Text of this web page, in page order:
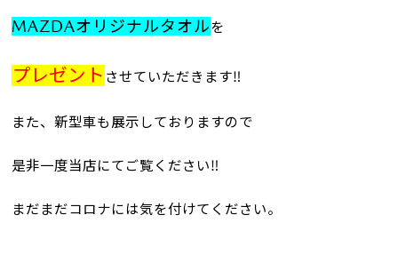
MAZDAオリジナルタオルを
プレゼント させていただきます‼
また、新型車も展示しておりますので
是非一度当店にてご覧ください‼
まだまだコロナには気を付けてください。